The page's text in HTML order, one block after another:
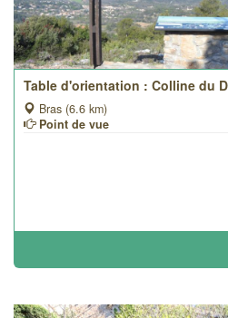
Table d'orientation : Colline du
Bras (6.6 km)
Point de vue